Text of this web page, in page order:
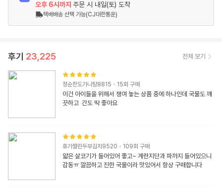
오후 6시 까지 주문 시 내일(토) 도착
택배배송 선택 가능(CJ대한통운)
후기 23,225 전체 보기
청순한도가니탕8815 · 15회 구매
이건 아이들을 위해서 쟁여 놓는 상품 중에 하나인데 국물도 깨
끗하고  간도 딱 좋아요
휴가짤린두부김치9520 · 109회 구매
얇은 살코기가 들어있어 좋고~ 계란지단과 파까지 들어있으니
감동ㅠ 깔끔하고 진한 국물이라 맛있어서 항상 구매합니다